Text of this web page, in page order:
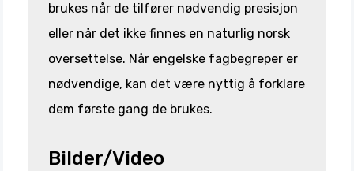
brukes når de tilfører nødvendig presisjon
eller når det ikke finnes en naturlig norsk
oversettelse. Når engelske fagbegreper er
nødvendige, kan det være nyttig å forklare
dem første gang de brukes.
Bilder/Video